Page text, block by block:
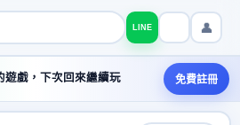
LINE 👤
戲，下次回來繼續玩 免費註冊